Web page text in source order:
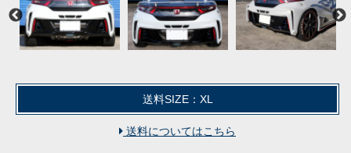
送料SIZE：XL
送料についてはこちら